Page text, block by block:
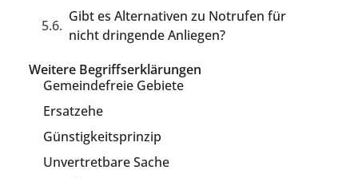
Gibt es Alternativen zu Notrufen für
nicht dringende Anliegen?
Weitere Begriffserklärungen
Gemeindefreie Gebiete
Ersatzehe
Günstigkeitsprinzip
Unvertretbare Sache